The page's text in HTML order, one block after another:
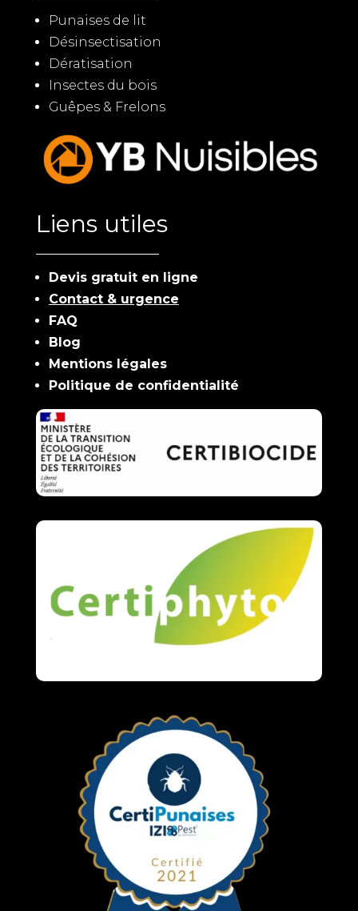
Punaises de lit
Désinsectisation
Dératisation
Insectes du bois
Guêpes & Frelons
Liens utiles
Devis gratuit en ligne
Contact & urgence
FAQ
Blog
Mentions légales
Politique de confidentialité